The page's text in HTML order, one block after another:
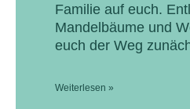
Familie auf euch.
Mandelbäume und
euch der Weg
Weiterlesen »